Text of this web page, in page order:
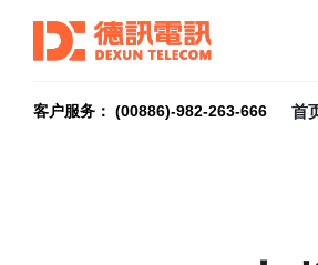
客户服务： (00886)-982-263-666 首